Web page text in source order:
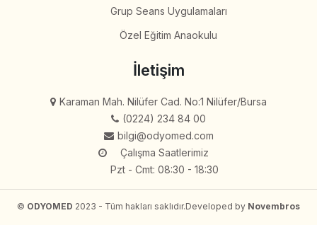
Grup Seans Uygulamaları
Özel Eğitim Anaokulu
İletişim
Karaman Mah. Nilüfer Cad. No:1 Nilüfer/Bursa
(0224) 234 84 00
bilgi@odyomed.com
Çalışma Saatlerimiz
Pzt - Cmt: 08:30 - 18:30
© ODYOMED 2023 - Tüm hakları saklıdır.Developed by Novembros